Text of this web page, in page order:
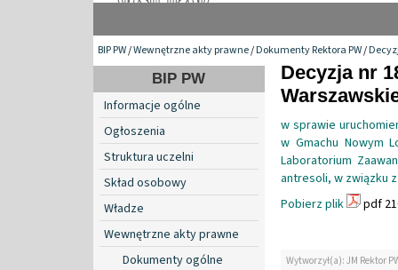
BIP PW/Wewnętrzne akty prawne/Dokumenty Rektora PW/
BIP PW
Informacje ogólne
Ogłoszenia
Struktura uczelni
Skład osobowy
Władze
Wewnętrzne akty prawne
Dokumenty ogólne
Decyzja nr
w sprawie
w Gmachu Nowym
Laboratorium
antresoli, w związku
Pobierz plik
pdf
Wytworzył(a): JM Rektor